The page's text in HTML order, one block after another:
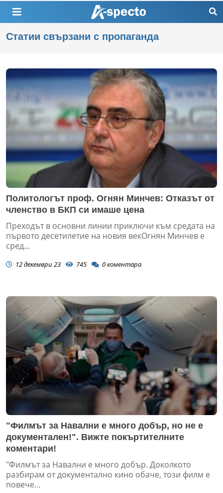
Статии свързани с пропаганда
Политологът проф. Огнян Минчев: Отказът от
членство в БКП си имаше цена
Преходът в основни линии приключи към средата на
първото десетилетие на новия векОгнян Минчев е
сред...
12 декември 23 745 0коментара
"Филмът за Навални е много добър, но не е
документален!". Вижте покъртителните
коментари!
"Филмът за Навални е много добър. Доколкото
разбирам от документално кино обаче, този филм е
повече...